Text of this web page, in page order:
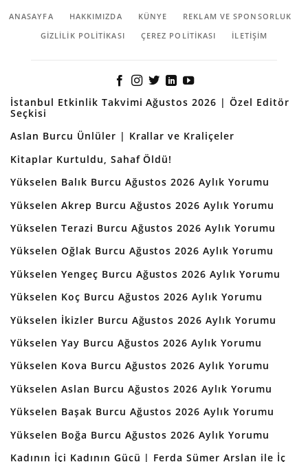
ANASAYFA HAKKIMIZDA KÜNYE
REKLAM VE SPONSORLUK
GIZLILIK POLITIKASI
ÇEREZ POLITIKASI İLETİŞİM
İstanbul Etkinlik Takvimi Ağustos 2026 | Özel Editör
Seçkisi
Aslan Burcu Ünlüler | Krallar ve Kraliçeler
Kitaplar Kurtuldu, Sahaf Öldü!
Yükselen Balık Burcu Ağustos 2026 Aylık Yorumu
Yükselen Akrep Burcu Ağustos 2026 Aylık Yorumu
Yükselen Terazi Burcu Ağustos 2026 Aylık Yorumu
Yükselen Oğlak Burcu Ağustos 2026 Aylık Yorumu
Yükselen Yengeç Burcu Ağustos 2026 Aylık Yorumu
Yükselen Koç Burcu Ağustos 2026 Aylık Yorumu
Yükselen İkizler Burcu Ağustos 2026 Aylık Yorumu
Yükselen Yay Burcu Ağustos 2026 Aylık Yorumu
Yükselen Kova Burcu Ağustos 2026 Aylık Yorumu
Yükselen Aslan Burcu Ağustos 2026 Aylık Yorumu
Yükselen Başak Burcu Ağustos 2026 Aylık Yorumu
Yükselen Boğa Burcu Ağustos 2026 Aylık Yorumu
Kadının İçi Kadının Gücü | Ferda Sümer Arslan ile İç